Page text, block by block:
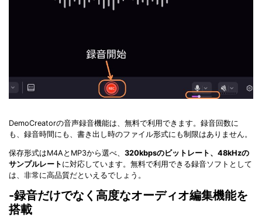
DemoCreatorの音声録音機能は、無料で利用できます。録音回数に
も、録音時間にも、書き出し時のファイル形式にも制限はありません。
保存形式はM4AとMP3から選べ、 320kbpsのビットレート、48kHzの
サンプルレート に対応しています。無料で利用できる録音ソフトとして
は、非常に高品質だといえるでしょう。
-録音だけでなく高度なオーディオ編集機能を
搭載